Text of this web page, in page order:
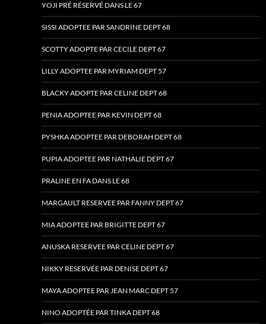
YOJI PRÉ RÉSERVÉ DANS LE 67
SISSI ADOPTEE PAR SANDRINE DEPT 68
SCOTTY ADOPTE PAR CECILE DEPT 67
LILLY ADOPTEE PAR MYRIAM DEPT 57
BLACKY ADOPTE PAR CELINE DEPT 68
PENIA ADOPTEE PAR KEVIN DEPT 68
PYSHKA ADOPTEE PAR DEBORAH DEPT 68
PUPIA ADOPTEE PAR NATHALIE DEPT 67
PRALINE EN FA DANS LE 68
MARGAULT RESERVEE PAR FANNY DEPT 67
MIA ADOPTEE PAR BRIGITTE DEPT 67
ANUSKA RESERVEE PAR CELINE DEPT 67
NIKKY RESERVÉE PAR DENISE DEPT 67
MAYA ADOPTEE PAR JEAN MARC DEPT 57
NINO ADOPTÉE PAR TINKA DEPT 68